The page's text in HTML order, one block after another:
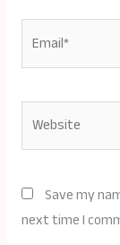
Save my
next time I